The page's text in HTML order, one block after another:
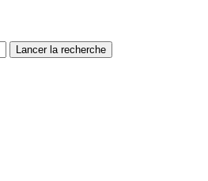
Lancer la recherche